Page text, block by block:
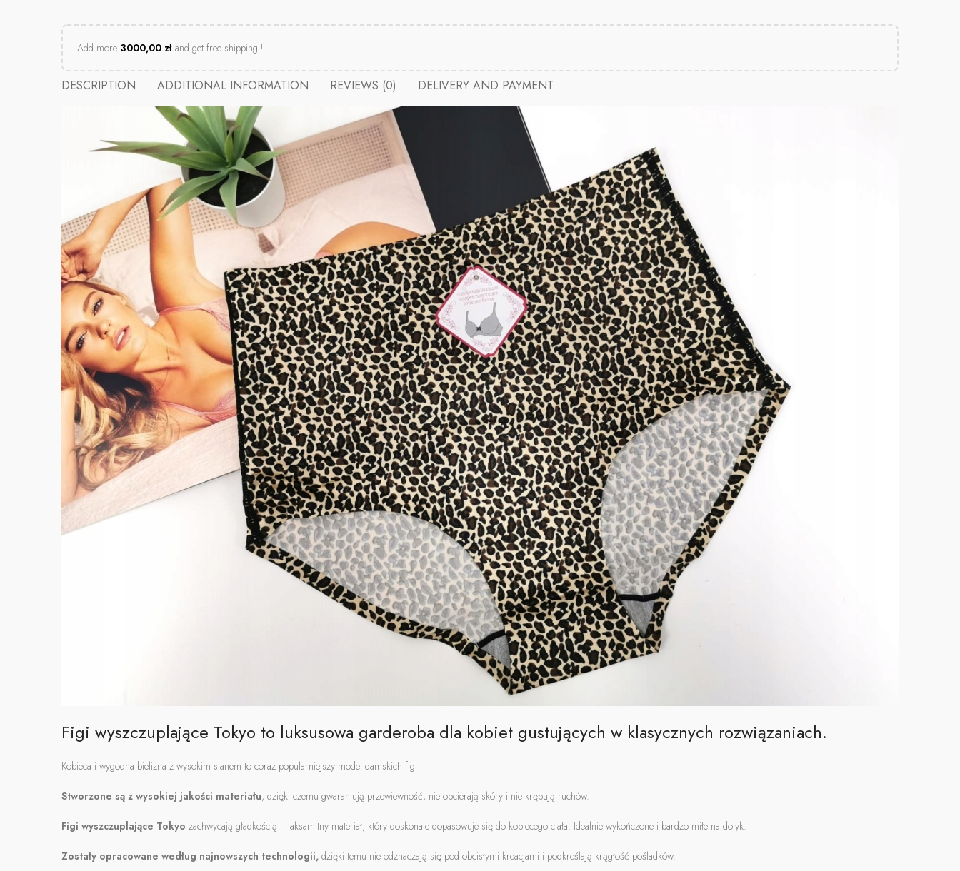
Add more 3000,00 zł and get free shipping !
DESCRIPTION ADDITIONAL INFORMATION REVIEWS (0) DELIVERY AND PAYMENT
Figi wyszczuplające Tokyo to luksusowa garderoba dla kobiet gustujących w klasycznych rozwiązaniach.
Kobieca i wygodna bielizna z wysokim stanem to coraz popularniejszy model damskich fig
Stworzone są z wysokiej jakości materiału, dzięki czemu gwarantują przewiewność, nie obcierają skóry i nie krępują ruchów.
Figi wyszczuplające Tokyo zachwycają gładkością – aksamitny materiał, który doskonale dopasowuje się do kobiecego ciała. Idealnie wykończone i bardzo miłe na dotyk.
Zostały opracowane według najnowszych technologii, dzięki temu nie odznaczają się pod obcisłymi kreacjami i podkreślają krągłość pośladków.